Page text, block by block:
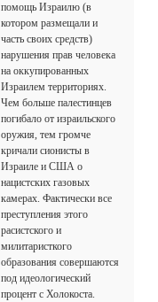
помощь Израилю (в
котором размещали и
часть своих средств)
нарушения прав человека
на оккупированных
Израилем территориях.
Чем больше палестинцев
погибало от израильского
оружия, тем громче
кричали сионисты в
Израиле и США о
нацистских газовых
камерах. Фактически все
преступления этого
расистского и
милитаристкого
образования совершаются
под идеологический
процент с Холокоста.